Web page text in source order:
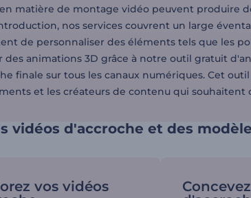
matière de montage vidéo peuvent produire
nos services couvrent un large
de personnaliser des éléments tels que les
des animations 3D grâce à notre outil gratuit
finale sur tous les canaux numériques. Cet
et les créateurs de contenu qui
vidéos d'accroche et des
vos vidéos